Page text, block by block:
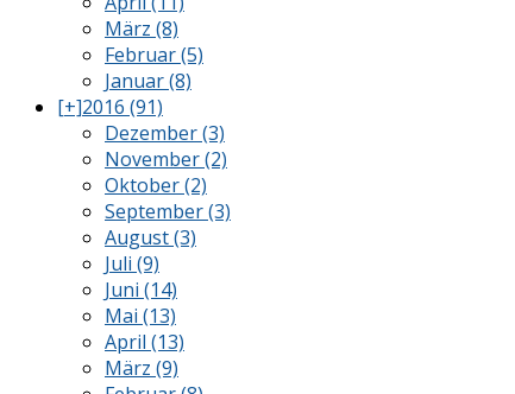
März (8)
Februar (5)
Januar (8)
[+]2016 (91)
Dezember (3)
November (2)
Oktober (2)
September (3)
August (3)
Juli (9)
Juni (14)
Mai (13)
April (13)
März (9)